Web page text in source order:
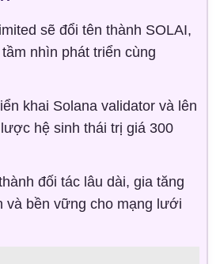
sẽ đổi tên thành SOLAI,
nhìn phát triển cùng
khai Solana validator và lên
hệ sinh thái trị giá 300
đối tác lâu dài, gia tăng
và bền vững cho mạng lưới